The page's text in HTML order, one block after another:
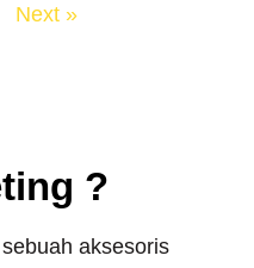
?
aksesoris
Next »